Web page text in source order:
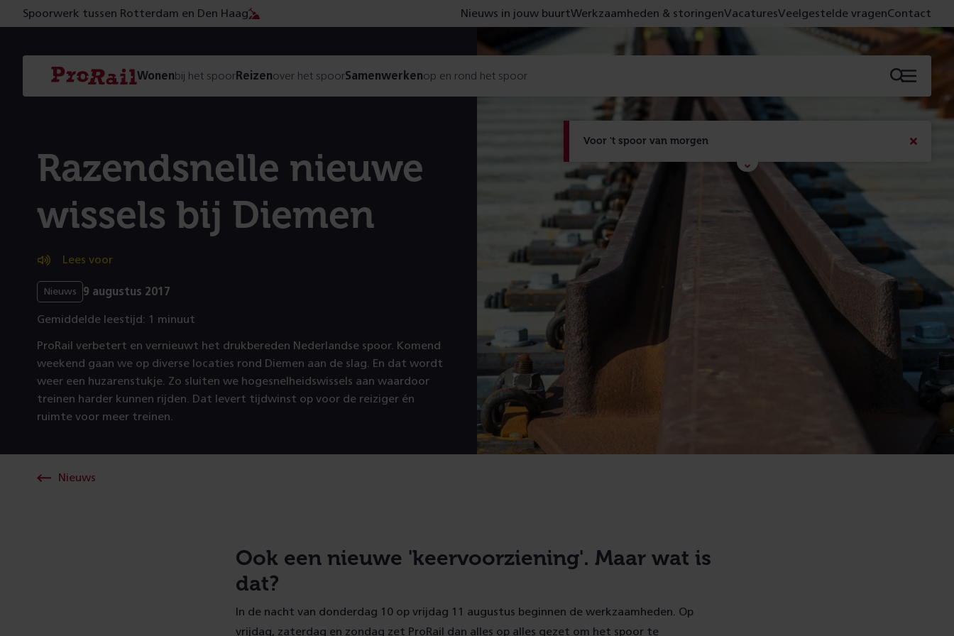
Voor 't spoor van morgen
Met de campagne 'Voor 't spoor naar morgen' laten
we zien wat er vandaag gebeurt en wat dat -
figuurlijk gezien - morgen oplevert.
Spoorwerk tussen Rotterdam en Den Haag Nieuws in jouw buurtWerkzaamheden & storingenVacaturesVeelgestelde vragenContact
Navigatie
Homepage
ProRail
Wonenbij het spoorReizenover het spoorSamenwerkenop en rond het spoor Menu
Razendsnelle nieuwe
wissels bij Diemen
Lees voor
Nieuws 9 augustus 2017
Gemiddelde leestijd: 1 minuut
ProRail verbetert en vernieuwt het drukbereden Nederlandse spoor. Komend
weekend gaan we op diverse locaties rond Diemen aan de slag. En dat wordt
weer een huzarenstukje. Zo sluiten we hogesnelheidswissels aan waardoor
treinen harder kunnen rijden. Dat levert tijdwinst op voor de reiziger én
ruimte voor meer treinen.
Nieuws
Ook een nieuwe 'keervoorziening'. Maar wat is
dat?
In de nacht van donderdag 10 op vrijdag 11 augustus beginnen de werkzaamheden. Op
vrijdag, zaterdag en zondag zet ProRail dan alles op alles gezet om het spoor te